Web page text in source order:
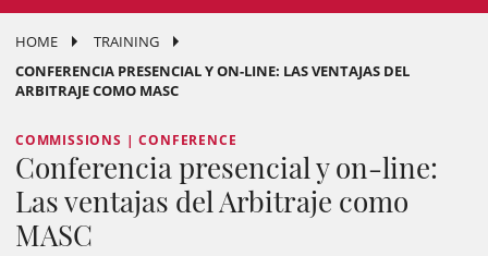
HOME
TRAINING
CONFERENCIA PRESENCIAL Y ON-LINE: LAS VENTAJAS DEL
ARBITRAJE COMO MASC
COMMISSIONS | CONFERENCE
Conferencia presencial y on-line:
Las ventajas del Arbitraje como
MASC